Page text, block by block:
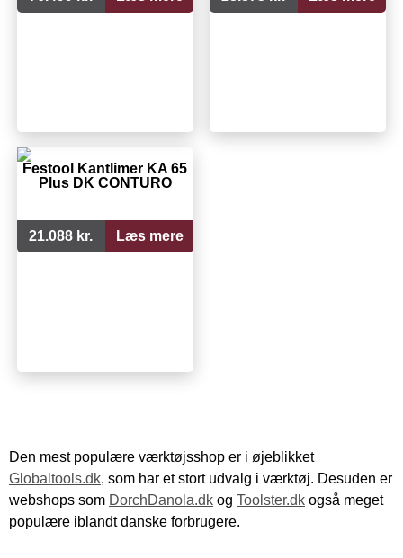
Festool Kantlimer KA 65
Plus DK CONTURO
21.088 kr. Læs mere
Den mest populære værktøjsshop er i øjeblikket
Globaltools.dk, som har et stort udvalg i værktøj. Desuden er
webshops som DorchDanola.dk og Toolster.dk også meget
populære iblandt danske forbrugere.